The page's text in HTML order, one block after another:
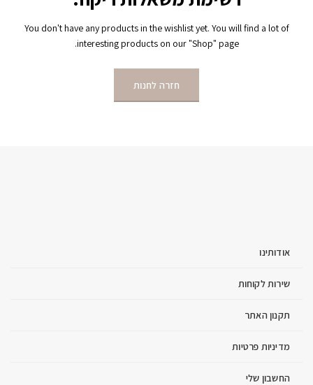
You don't have any products in the wishlist yet. You will find a lot of
interesting products on our "Shop" page.
חזרה לחנות
אודותינו
שירות לקוחות
תקנון האתר
מדיניות פרטיות
החשבון שלי